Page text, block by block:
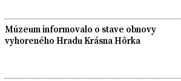
Múzeum informovalo o stave obnovy
vyhoreného Hradu Krásna Hôrka